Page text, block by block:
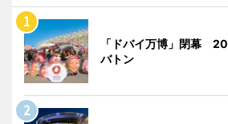
「ドバイ万博」閉幕
バトン